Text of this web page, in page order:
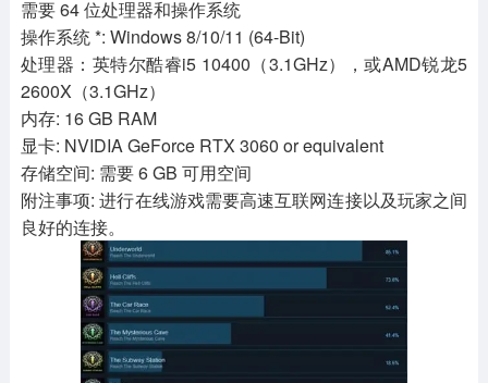
需要 64 位处理器和操作系统
操作系统 *: Windows 8/10/11 (64-Bit)
处理器：英特尔酷睿i5 10400（3.1GHz），或AMD锐龙5
2600X（3.1GHz）
内存: 16 GB RAM
显卡: NVIDIA GeForce RTX 3060 or equivalent
存储空间: 需要 6 GB 可用空间
附注事项: 进行在线游戏需要高速互联网连接以及玩家之间
良好的连接。